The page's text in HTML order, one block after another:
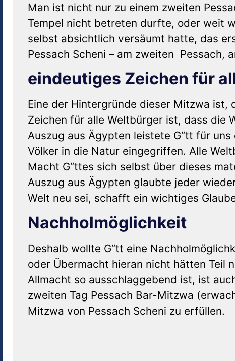
Man ist nicht nur zu einem zweiten
Tempel nicht betreten durfte, oder weit
selbst absichtlich versäumt hatte, das
Pessach Scheni – am zweiten Pessach,
eindeutiges Zeichen für
Eine der Hintergründe dieser Mitzwa ist,
Zeichen für alle Weltbürger ist, dass die
Auszug aus Ägypten leistete G“tt für
Völker in die Natur eingegriffen. Alle
Macht G“ttes sich selbst über dieses
Auszug aus Ägypten glaubte jeder
Welt neu sei, schafft ein wichtiges
Nachholmöglichkeit
Deshalb wollte G“tt eine
oder Übermacht hieran nicht hätten Teil
Allmacht so ausschlaggebend ist, ist
zweiten Tag Pessach Bar-Mitzwa
Mitzwa von Pessach Scheni zu erfüllen.